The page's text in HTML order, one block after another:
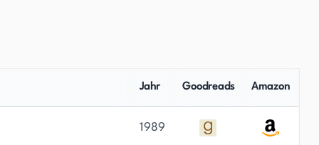
Jahr Goodreads Amazon
1989